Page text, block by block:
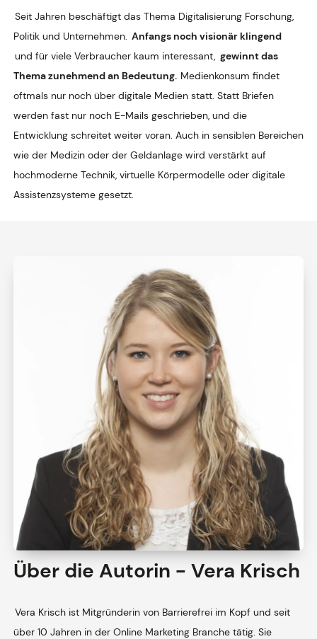
Seit Jahren beschäftigt das Thema Digitalisierung Forschung,
Politik und Unternehmen. Anfangs noch visionär klingend
und für viele Verbraucher kaum interessant, gewinnt das
Thema zunehmend an Bedeutung. Medienkonsum findet
oftmals nur noch über digitale Medien statt. Statt Briefen
werden fast nur noch E-Mails geschrieben, und die
Entwicklung schreitet weiter voran. Auch in sensiblen Bereichen
wie der Medizin oder der Geldanlage wird verstärkt auf
hochmoderne Technik, virtuelle Körpermodelle oder digitale
Assistenzsysteme gesetzt.
Über die Autorin - Vera Krisch
Vera Krisch ist Mitgründerin von Barrierefrei im Kopf und seit
über 10 Jahren in der Online Marketing Branche tätig. Sie